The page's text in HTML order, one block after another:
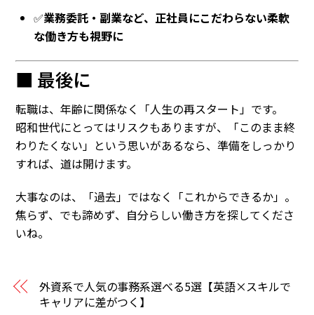
✅業務委託・副業など、正社員にこだわらない柔軟
な働き方も視野に
■ 最後に
転職は、年齢に関係なく「人生の再スタート」です。
昭和世代にとってはリスクもありますが、「このまま終
わりたくない」という思いがあるなら、準備をしっかり
すれば、道は開けます。
大事なのは、「過去」ではなく「これからできるか」。
焦らず、でも諦めず、自分らしい働き方を探してくださ
いね。
外資系で人気の事務系選べる5選【英語×スキルで
キャリアに差がつく】